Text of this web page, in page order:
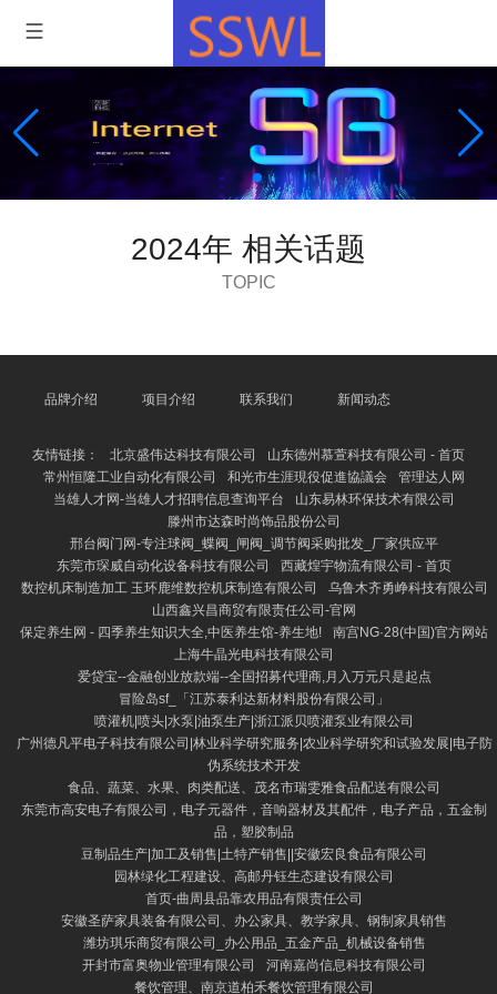
2024年 相关话题
TOPIC
品牌介绍 项目介绍 联系我们 新闻动态
友情链接： 北京盛伟达科技有限公司
山东德州慕萱科技有限公司 - 首页
常州恒隆工业自动化有限公司
和光市生涯現役促進協議会
管理达人网
当雄人才网-当雄人才招聘信息查询平台
山东易林环保技术有限公司
滕州市达森时尚饰品股份公司
邢台阀门网-专注球阀_蝶阀_闸阀_调节阀采购批发_厂家供应平
东莞市琛威自动化设备科技有限公司
西藏煌宇物流有限公司 - 首页
数控机床制造加工 玉环鹿维数控机床制造有限公司
乌鲁木齐勇峥科技有限公司
山西鑫兴昌商贸有限责任公司-官网
保定养生网 - 四季养生知识大全,中医养生馆-养生地!
南宫NG·28(中国)官方网站
上海牛晶光电科技有限公司
爱贷宝--金融创业放款端--全国招募代理商,月入万元只是起点
冒险岛sf_「江苏泰利达新材料股份有限公司」
喷灌机|喷头|水泵|油泵生产|浙江派贝喷灌泵业有限公司
广州德凡平电子科技有限公司|林业科学研究服务|农业科学研究和试验发展|电子防
伪系统技术开发
食品、蔬菜、水果、肉类配送、茂名市瑞雯雅食品配送有限公司
东莞市高安电子有限公司，电子元器件，音响器材及其配件，电子产品，五金制
品，塑胶制品
豆制品生产|加工及销售|土特产销售||安徽宏良食品有限公司
园林绿化工程建设、高邮丹钰生态建设有限公司
首页-曲周县品靠农用品有限责任公司
安徽圣萨家具装备有限公司、办公家具、教学家具、钢制家具销售
潍坊琪乐商贸有限公司_办公用品_五金产品_机械设备销售
开封市富奥物业管理有限公司
河南嘉尚信息科技有限公司
餐饮管理、南京道柏禾餐饮管理有限公司